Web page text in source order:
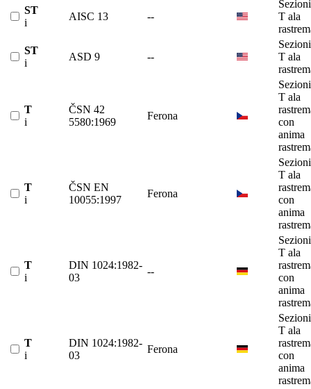
ST
i
AISC 13 --
T ala
ST
i
ASD 9 --
T ala
T
i
ČSN 42
5580:1969
Ferona
T ala
con
anima
T
i
ČSN EN
10055:1997
Ferona
T ala
con
anima
T
i
DIN 1024:1982-
03
--
T ala
con
anima
T
i
DIN 1024:1982-
03
Ferona
T ala
con
anima